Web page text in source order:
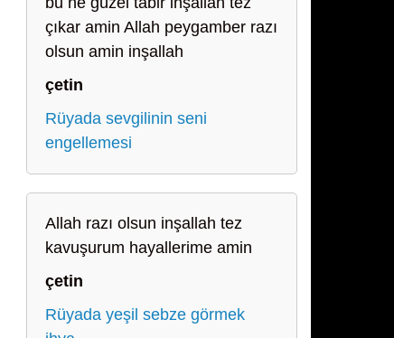
çıkar amin Allah peygamber razı
olsun amin inşallah
çetin
Rüyada sevgilinin seni
engellemesi
Allah razı olsun inşallah tez
kavuşurum hayallerime amin
çetin
Rüyada yeşil sebze görmek